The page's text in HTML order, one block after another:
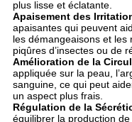
plus lisse et éclatante.
Apaisement des
apaisantes qui peuvent
les démangeaisons et
piqûres d’insectes ou de
Amélioration de la
appliquée sur la peau,
sanguine, ce qui peut
un aspect plus frais.
Régulation de la
équilibrer la production